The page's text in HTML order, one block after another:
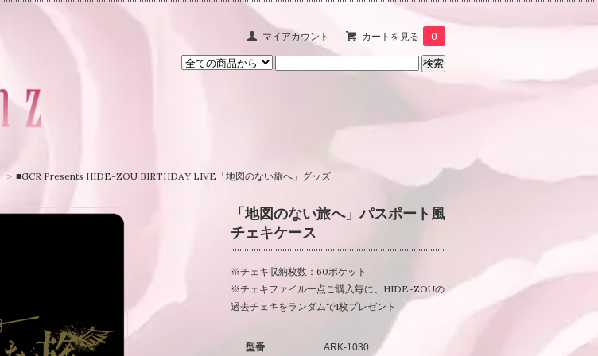
マイアカウント カートを見る 0
> ■GCR Presents HIDE-ZOU BIRTHDAY LIVE「地図のない旅へ」グッズ
「地図のない旅へ」パスポート風
チェキケース
※チェキ収納枚数：60ポケット
※チェキファイル一点ご購入毎に、HIDE-ZOUの
過去チェキをランダムで1枚プレゼント
型番 ARK-1030